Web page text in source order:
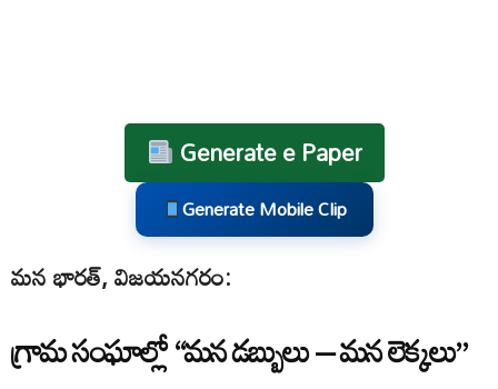
Generate e Paper
Generate Mobile Clip
మన భారత్, విజయనగరం:
గ్రామ సంఘాల్లో “మన డబ్బులు – మన లెక్కలు”